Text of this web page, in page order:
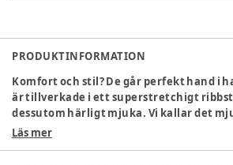
PRODUKTINFORMATION
Komfort och stil? De går perfekt hand i
är tillverkade i ett superstretchigt
dessutom härligt mjuka. Vi kallar det
Leggingsen bärs över magen och har en
Läs mer